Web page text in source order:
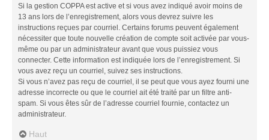
Si la gestion COPPA est active et si vous avez indiqué avoir moins de
13 ans lors de l’enregistrement, alors vous devrez suivre les
instructions reçues par courriel. Certains forums peuvent également
nécessiter que toute nouvelle création de compte soit activée par vous-
même ou par un administrateur avant que vous puissiez vous
connecter. Cette information est indiquée lors de l’enregistrement. Si
vous avez reçu un courriel, suivez ses instructions.
Si vous n’avez pas reçu de courriel, il se peut que vous ayez fourni une
adresse incorrecte ou que le courriel ait été traité par un filtre anti-
spam. Si vous êtes sûr de l’adresse courriel fournie, contactez un
administrateur.
Haut